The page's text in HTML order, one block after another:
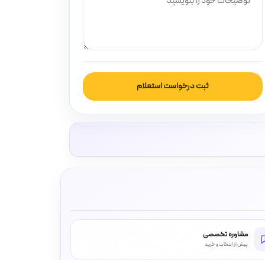
ثبت درخواست استعلام
مشاوره تخصصی
پیش از انتخاب و خرید